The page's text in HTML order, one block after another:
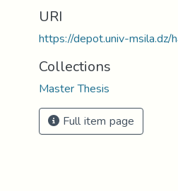
URI
https://depot.univ-
Collections
Master Thesis
Full item page